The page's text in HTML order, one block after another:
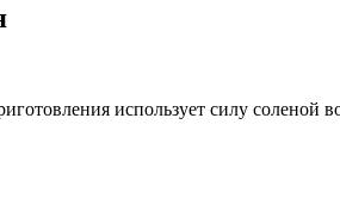
использует силу соленой